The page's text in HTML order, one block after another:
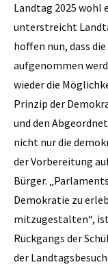
Landtag 2025 wohl
unterstreicht
hoffen nun, dass
aufgenommen
wieder die
Prinzip der
und den
nicht nur die
der Vorbereitung
Bürger.
Demokratie zu
mitzugestalten“,
Rückgangs der
der